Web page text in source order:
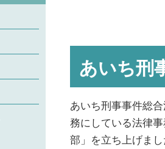
あいち刑
あいち刑事事件総
務にしている法律
部」を立ち上げまし